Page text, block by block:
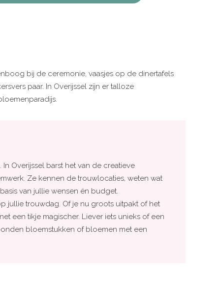
bij de ceremonie, vaasjes op de dinertafels
paar. In Overijssel zijn er talloze
Overijssel barst het van de creatieve
Ze kennen de trouwlocaties, weten wat
van jullie wensen én budget.
jullie trouwdag. Of je nu groots uitpakt of het
een tikje magischer. Liever iets unieks of een
bloemstukken of bloemen met een